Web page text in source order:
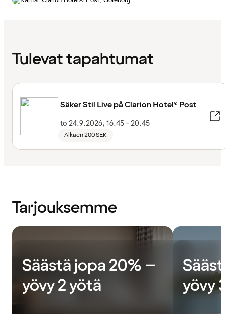
Tulevat tapahtumat
Säker Stil Live på Clarion Hotel® Post
to 24.9.2026, 16.45 - 20.45
Alkaen 200 SEK
Tarjouksemme
Säästä jopa 20% –
yövy 2 yötä
yövy